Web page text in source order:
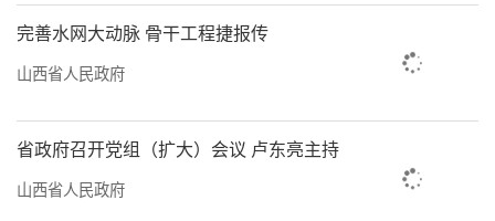
完善水网大动脉 骨干工程捷报传
山西省人民政府
省政府召开党组（扩大）会议 卢东亮主持
山西省人民政府